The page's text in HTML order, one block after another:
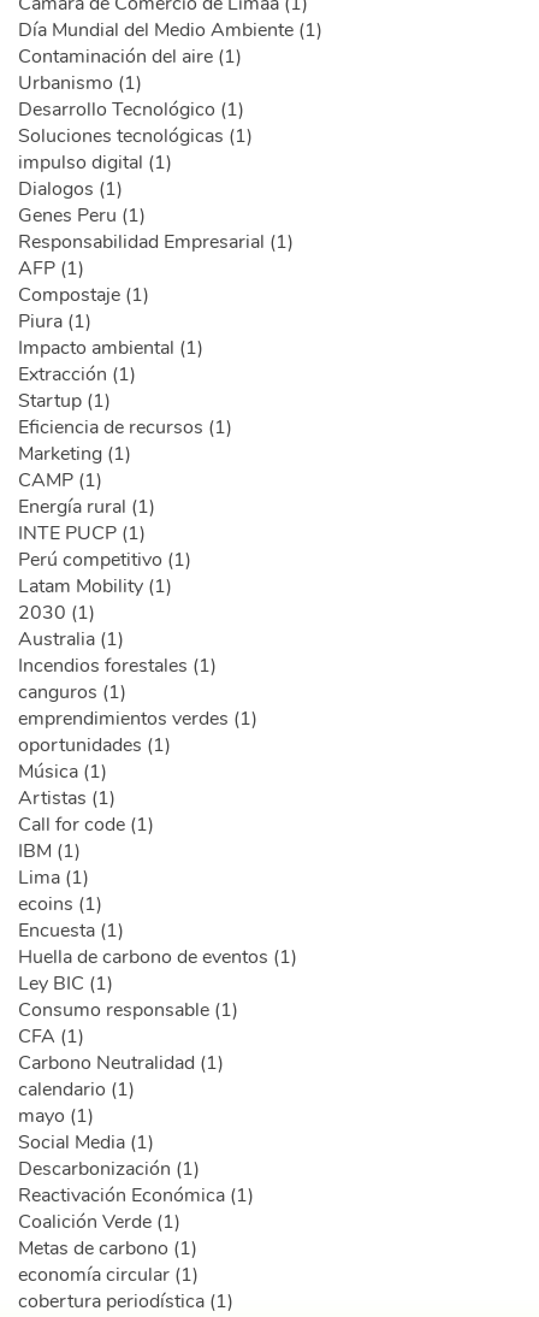
Día Mundial del Medio Ambiente (1)
Contaminación del aire (1)
Urbanismo (1)
Desarrollo Tecnológico (1)
Soluciones tecnológicas (1)
impulso digital (1)
Dialogos (1)
Genes Peru (1)
Responsabilidad Empresarial (1)
AFP (1)
Compostaje (1)
Piura (1)
Impacto ambiental (1)
Extracción (1)
Startup (1)
Eficiencia de recursos (1)
Marketing (1)
CAMP (1)
Energía rural (1)
INTE PUCP (1)
Perú competitivo (1)
Latam Mobility (1)
2030 (1)
Australia (1)
Incendios forestales (1)
canguros (1)
emprendimientos verdes (1)
oportunidades (1)
Música (1)
Artistas (1)
Call for code (1)
IBM (1)
Lima (1)
ecoins (1)
Encuesta (1)
Huella de carbono de eventos (1)
Ley BIC (1)
Consumo responsable (1)
CFA (1)
Carbono Neutralidad (1)
calendario (1)
mayo (1)
Social Media (1)
Descarbonización (1)
Reactivación Económica (1)
Coalición Verde (1)
Metas de carbono (1)
economía circular (1)
cobertura periodística (1)